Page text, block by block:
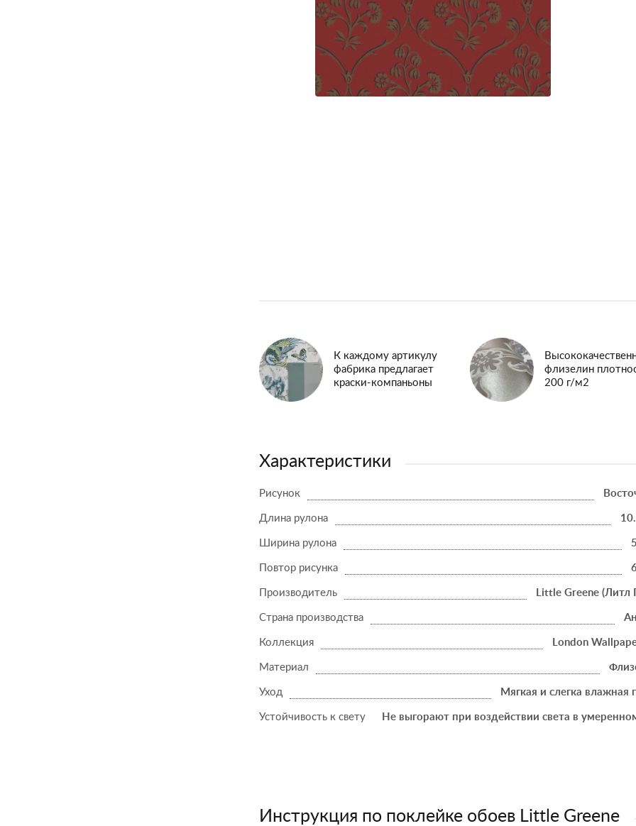
К каждому артикулу
фабрика предлагает
краски-компаньоны
флизелин
200 г/м2
Характеристики
Рисунок
Длина рулона
Ширина рулона
Повтор рисунка
Производитель Little Greene (Литл
Страна производства
Коллекция London
Материал
Уход Мягкая и слегка влажная
Устойчивость к свету Не выгорают при воздействии света в умеренном
Инструкция по поклейке обоев Little Greene